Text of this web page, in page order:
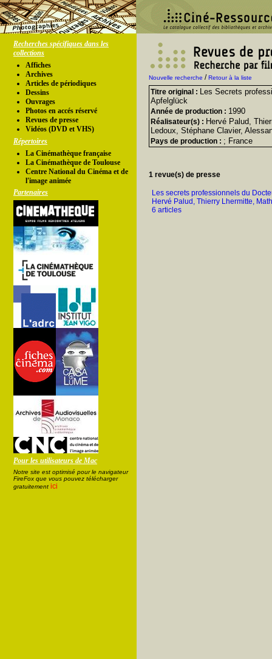
Recherches spécifiques dans les
collections
Affiches
Archives
Articles de périodiques
Dessins
Ouvrages
Photos en accés réservé
Revues de presse
Vidéos (DVD et VHS)
Répertoires
La Cinémathèque française
La Cinémathèque de Toulouse
Centre National du Cinéma et de
l'image animée
Partenaires
Pour les utilisateurs de Mac
Notre site est optimisé pour le navigateur
FireFox que vous pouvez télécharger
gratuitement ici
Nouvelle recherche /Retour à la liste
Titre original : Les Secrets
Apfelglück
Année de production : 1990
Réalisateur(s) : Hervé Palud,
Ledoux, Stéphane Clavier,
Pays de production : ; France
1 revue(s) de presse
Les secrets professionnels du
Hervé Palud, Thierry Lhermitte,
6 articles